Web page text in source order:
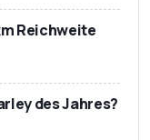
Reichweite
des Jahres?